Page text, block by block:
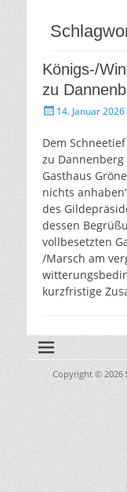
Königs-/
zu
Gepostet
14. Januar 2026
Dem
zu
Gasthaus
nichts
des
dessen
vollbesetzten
/Marsch am
kurzfristige
Copyright © 2026